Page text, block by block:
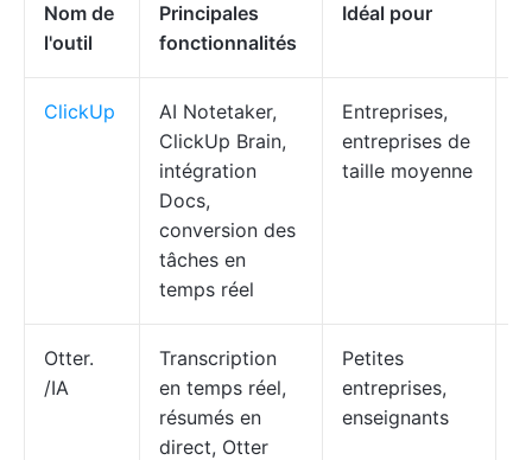
Nom de
l'outil
Principales
fonctionnalités
Idéal pour
ClickUp
AI Notetaker,
ClickUp Brain,
intégration
Docs,
conversion des
tâches en
temps réel
Entreprises,
entreprises de
taille moyenne
Otter.
/IA
Transcription
en temps réel,
résumés en
direct, Otter
Petites
entreprises,
enseignants